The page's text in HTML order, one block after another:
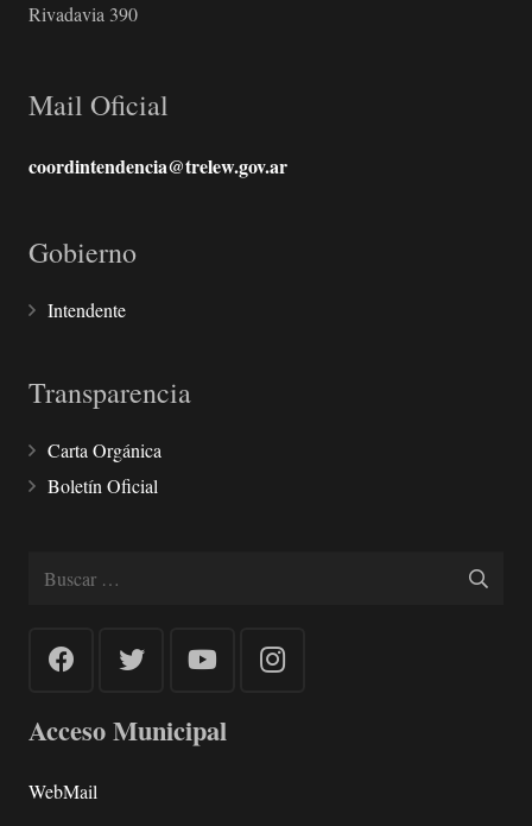
Rivadavia 390
Mail Oficial
coordintendencia@trelew.gov.ar
Gobierno
Intendente
Transparencia
Carta Orgánica
Boletín Oficial
Acceso Municipal
WebMail